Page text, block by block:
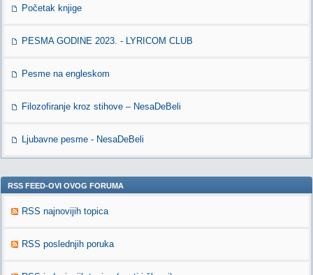
Početak knjige
PESMA GODINE 2023. - LYRICOM CLUB
Pesme na engleskom
Filozofiranje kroz stihove – NesaDeBeli
Ljubavne pesme - NesaDeBeli
RSS FEED-OVI OVOG FORUMA
RSS najnovijih topica
RSS poslednjih poruka